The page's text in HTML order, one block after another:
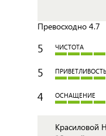
Превосходно 4.7
5 ЧИСТОТА
5
4 ОСНАЩЕНИЕ
Красиловой